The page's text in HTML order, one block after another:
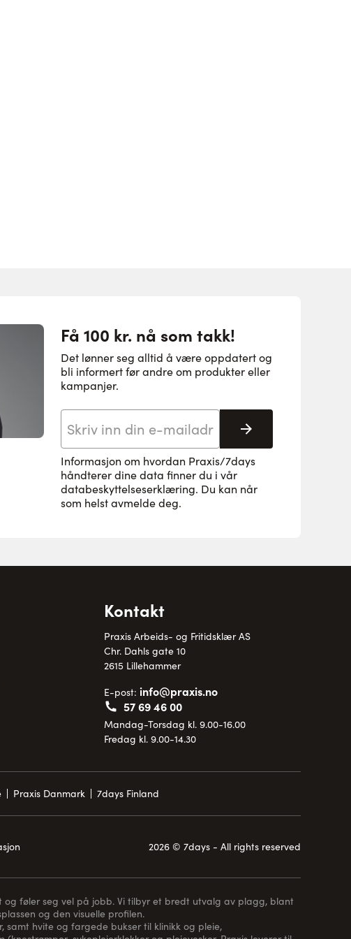
Få 100 kr. nå som takk!
Det lønner seg alltid å være oppdatert og
bli informert før andre om produkter eller
kampanjer.
Abonnere
Informasjon om hvordan Praxis/7days
håndterer dine data finner du i vår
databeskyttelseserklæring. Du kan når
som helst avmelde deg.
Kontakt
Praxis Arbeids- og Fritidsklær AS
Chr. Dahls gate 10
2615 Lillehammer
E-post: info@praxis.no
57 69 46 00
Mandag-Torsdag kl. 9.00-16.00
Fredag kl. 9.00-14.30
Praxis Danmark 7days Finland
2026 © 7days - All rights reserved
føler seg vel på jobb. Vi tilbyr et bredt utvalg av plagg, blant
og den visuelle profilen.
hvite og fargede bukser til klinikk og pleie,